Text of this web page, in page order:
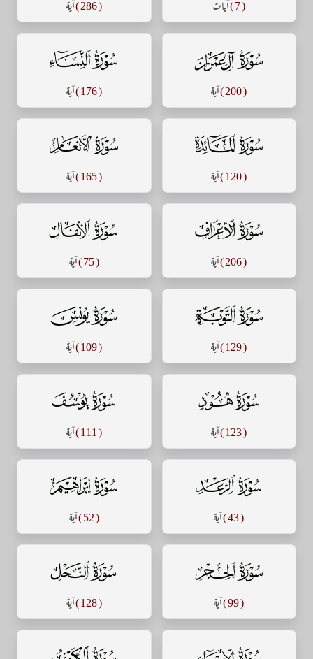
( 7 ) آيات ( 286 ) آية
سورة آل عمران
( 200 ) آية
سورة النساء
( 176 ) آية
سورة المائدة
( 120 ) آية
سورة الأنعام
( 165 ) آية
سورة الأعراف
( 206 ) آية
سورة الأنفال
( 75 ) آية
سورة التوبة
( 129 ) آية
سورة يونس
( 109 ) آية
سورة هود
( 123 ) آية
سورة يوسف
( 111 ) آية
سورة الرعد
( 43 ) آية
سورة إبراهيم
( 52 ) آية
سورة الحجر
( 99 ) آية
سورة النحل
( 128 ) آية